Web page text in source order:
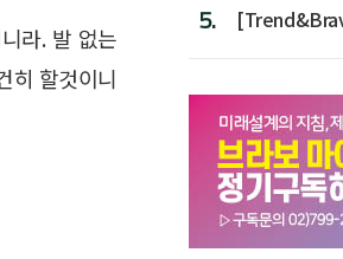
라. 발 없는
히 할것이니
5.